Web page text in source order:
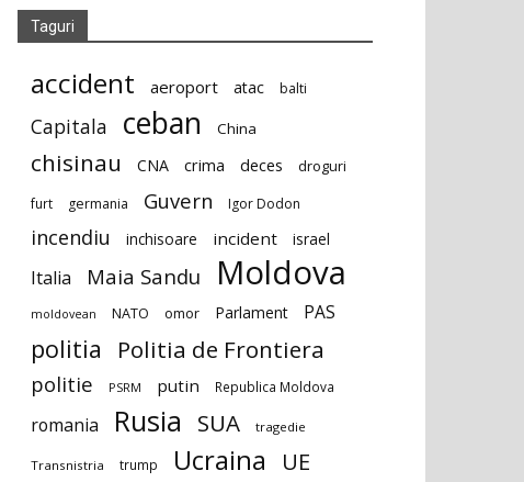
Taguri
accident aeroport atac balti
Capitala ceban China
chisinau CNA crima deces droguri
furt germania Guvern Igor Dodon
incendiu inchisoare incident israel
Italia Maia Sandu Moldova
moldovean NATO omor Parlament PAS
politia Politia de Frontiera
politie PSRM putin Republica Moldova
romania Rusia SUA tragedie
Transnistria trump Ucraina UE